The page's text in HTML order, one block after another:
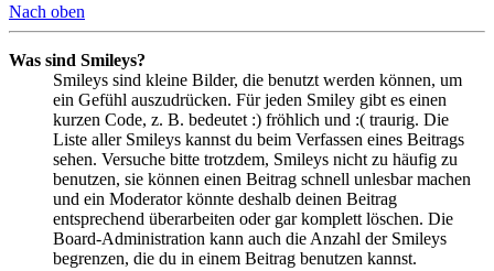
Nach oben
Was sind Smileys?
Smileys sind kleine Bilder, die benutzt werden können, um
ein Gefühl auszudrücken. Für jeden Smiley gibt es einen
kurzen Code, z. B. bedeutet :) fröhlich und :( traurig. Die
Liste aller Smileys kannst du beim Verfassen eines Beitrags
sehen. Versuche bitte trotzdem, Smileys nicht zu häufig zu
benutzen, sie können einen Beitrag schnell unlesbar machen
und ein Moderator könnte deshalb deinen Beitrag
entsprechend überarbeiten oder gar komplett löschen. Die
Board-Administration kann auch die Anzahl der Smileys
begrenzen, die du in einem Beitrag benutzen kannst.